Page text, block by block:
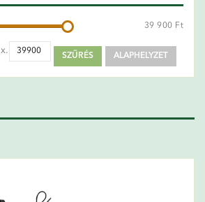
39 900 Ft
SZŰRÉS ALAPHELYZET